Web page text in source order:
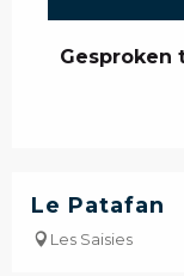
Gesproken
Gesproken
Le Patafan
Les Saisies